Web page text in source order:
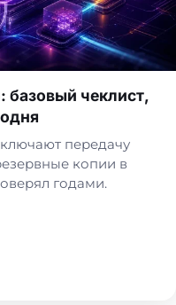
чеклист,
передачу
копии в
годами.